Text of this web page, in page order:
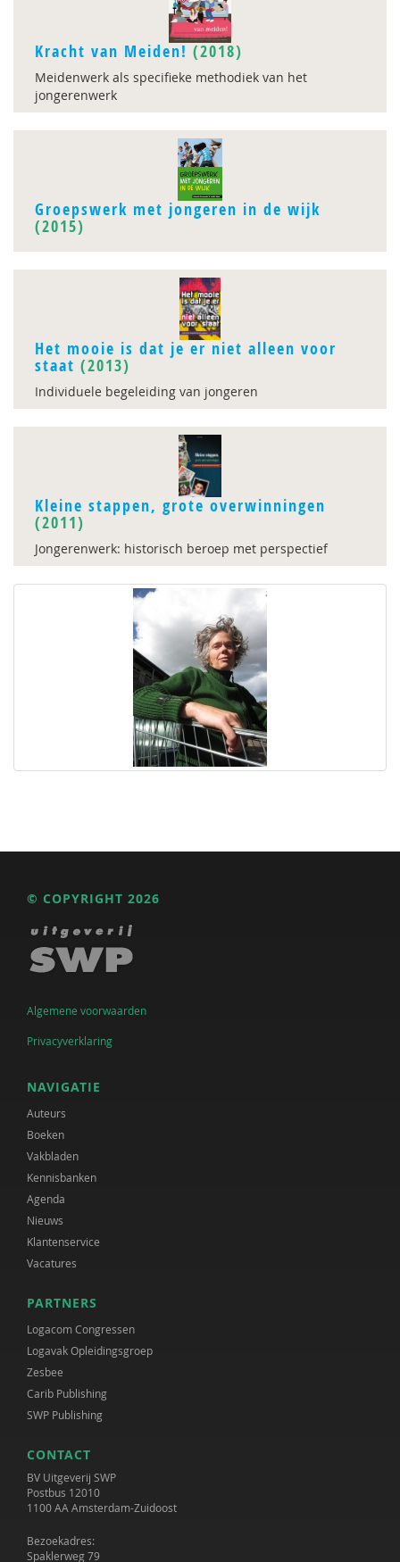
Kracht van Meiden! (2018)
Meidenwerk als specifieke methodiek van het
jongerenwerk
Groepswerk met jongeren in de wijk
(2015)
Het mooie is dat je er niet alleen voor
staat (2013)
Individuele begeleiding van jongeren
Kleine stappen, grote overwinningen
(2011)
Jongerenwerk: historisch beroep met perspectief
© COPYRIGHT 2026
Algemene voorwaarden
Privacyverklaring
NAVIGATIE
Auteurs
Boeken
Vakbladen
Kennisbanken
Agenda
Nieuws
Klantenservice
Vacatures
PARTNERS
Logacom Congressen
Logavak Opleidingsgroep
Zesbee
Carib Publishing
SWP Publishing
CONTACT
BV Uitgeverij SWP
Postbus 12010
1100 AA Amsterdam-Zuidoost
Bezoekadres:
Spaklerweg 79